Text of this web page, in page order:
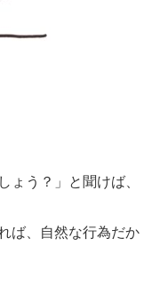
ょう？」と聞けば、
ば、自然な行為だか